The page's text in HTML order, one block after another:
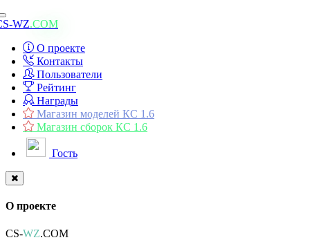
Toggle
navigation
WZ.COM
О проекте
Контакты
Пользователи
Рейтинг
Награды
Магазин моделей КС 1.6
Магазин сборок КС 1.6
Гость
О проекте
CS-WZ.COM